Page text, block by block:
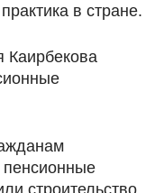
в стране.
пенсионные
строительство